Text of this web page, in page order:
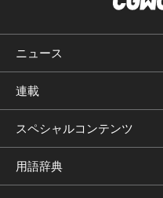
ニュース
連載
スペシャルコンテンツ
用語辞典